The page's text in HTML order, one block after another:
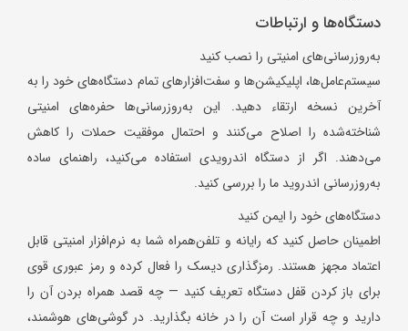
دستگاه‌ها و ارتباطات
به‌روزرسانی‌های امنیتی را نصب کنید
سیستم‌عامل‌ها، اپلیکیشن‌ها و سفت‌افزارهای تمام دستگاه‌های خود را به
آخرین نسخه ارتقاء دهید. این به‌روزرسانی‌ها حفره‌های امنیتی
شناخته‌شده را اصلاح می‌کنند و احتمال موفقیت حملات را کاهش
می‌دهند. اگر از دستگاه اندرویدی استفاده می‌کنید، راهنمای ساده
به‌روزرسانی اندروید ما را بررسی کنید.
دستگاه‌های خود را ایمن کنید
اطمینان حاصل کنید که رایانه و تلفن‌همراه شما به نرم‌افزار امنیتی قابل
اعتماد مجهز هستند. رمزگذاری دیسک را فعال کرده و رمز عبوری قوی
برای باز کردن قفل دستگاه تعریف کنید — چه قصد همراه بردن آن را
دارید و چه قرار است آن را در خانه بگذارید. در گوشی‌های هوشمند،